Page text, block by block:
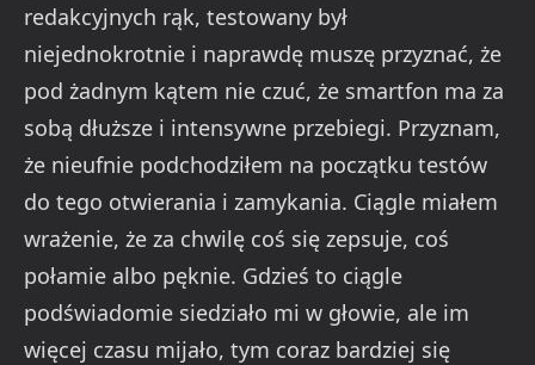
redakcyjnych rąk, testowany był
niejednokrotnie i naprawdę muszę przyznać, że
pod żadnym kątem nie czuć, że smartfon ma za
sobą dłuższe i intensywne przebiegi. Przyznam,
że nieufnie podchodziłem na początku testów
do tego otwierania i zamykania. Ciągle miałem
wrażenie, że za chwilę coś się zepsuje, coś
połamie albo pęknie. Gdzieś to ciągle
podświadomie siedziało mi w głowie, ale im
więcej czasu mijało, tym coraz bardziej się